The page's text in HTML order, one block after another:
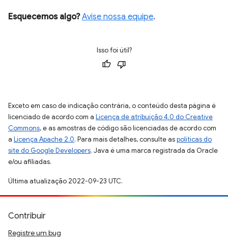
Esquecemos algo? Avise nossa equipe.
Isso foi útil?
Exceto em caso de indicação contrária, o conteúdo desta página é
licenciado de acordo com a Licença de atribuição 4.0 do Creative
Commons, e as amostras de código são licenciadas de acordo com
a Licença Apache 2.0. Para mais detalhes, consulte aspolíticas do
site do Google Developers. Java é uma marca registrada da Oracle
e/ou afiliadas.
Última atualização 2022-09-23 UTC.
Contribuir
Registre um bug